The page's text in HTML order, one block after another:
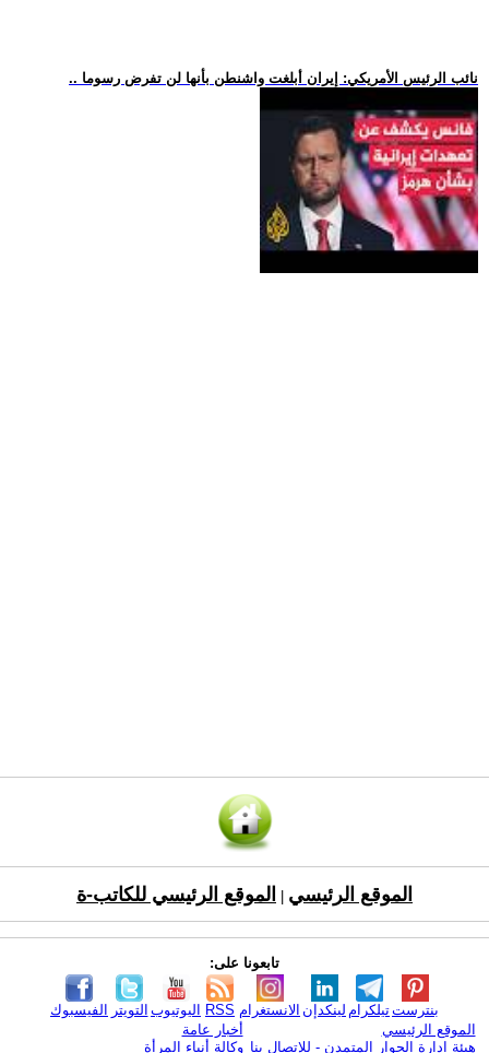
.. نائب الرئيس الأمريكي: إيران أبلغت واشنطن بأنها لن تفرض رسوما
الموقع الرئيسي الموقع الرئيسي للكاتب-ة
تابعونا على:
الفيسبوك التويتر اليوتيوب RSS الانستغرام لينكدإن تيلكرامبنترست
الموقع الرئيسي
هيئة ادارة الحوار المتمدن - للإتصال بنا
أخبار عامة
وكالة أنباء المرأة